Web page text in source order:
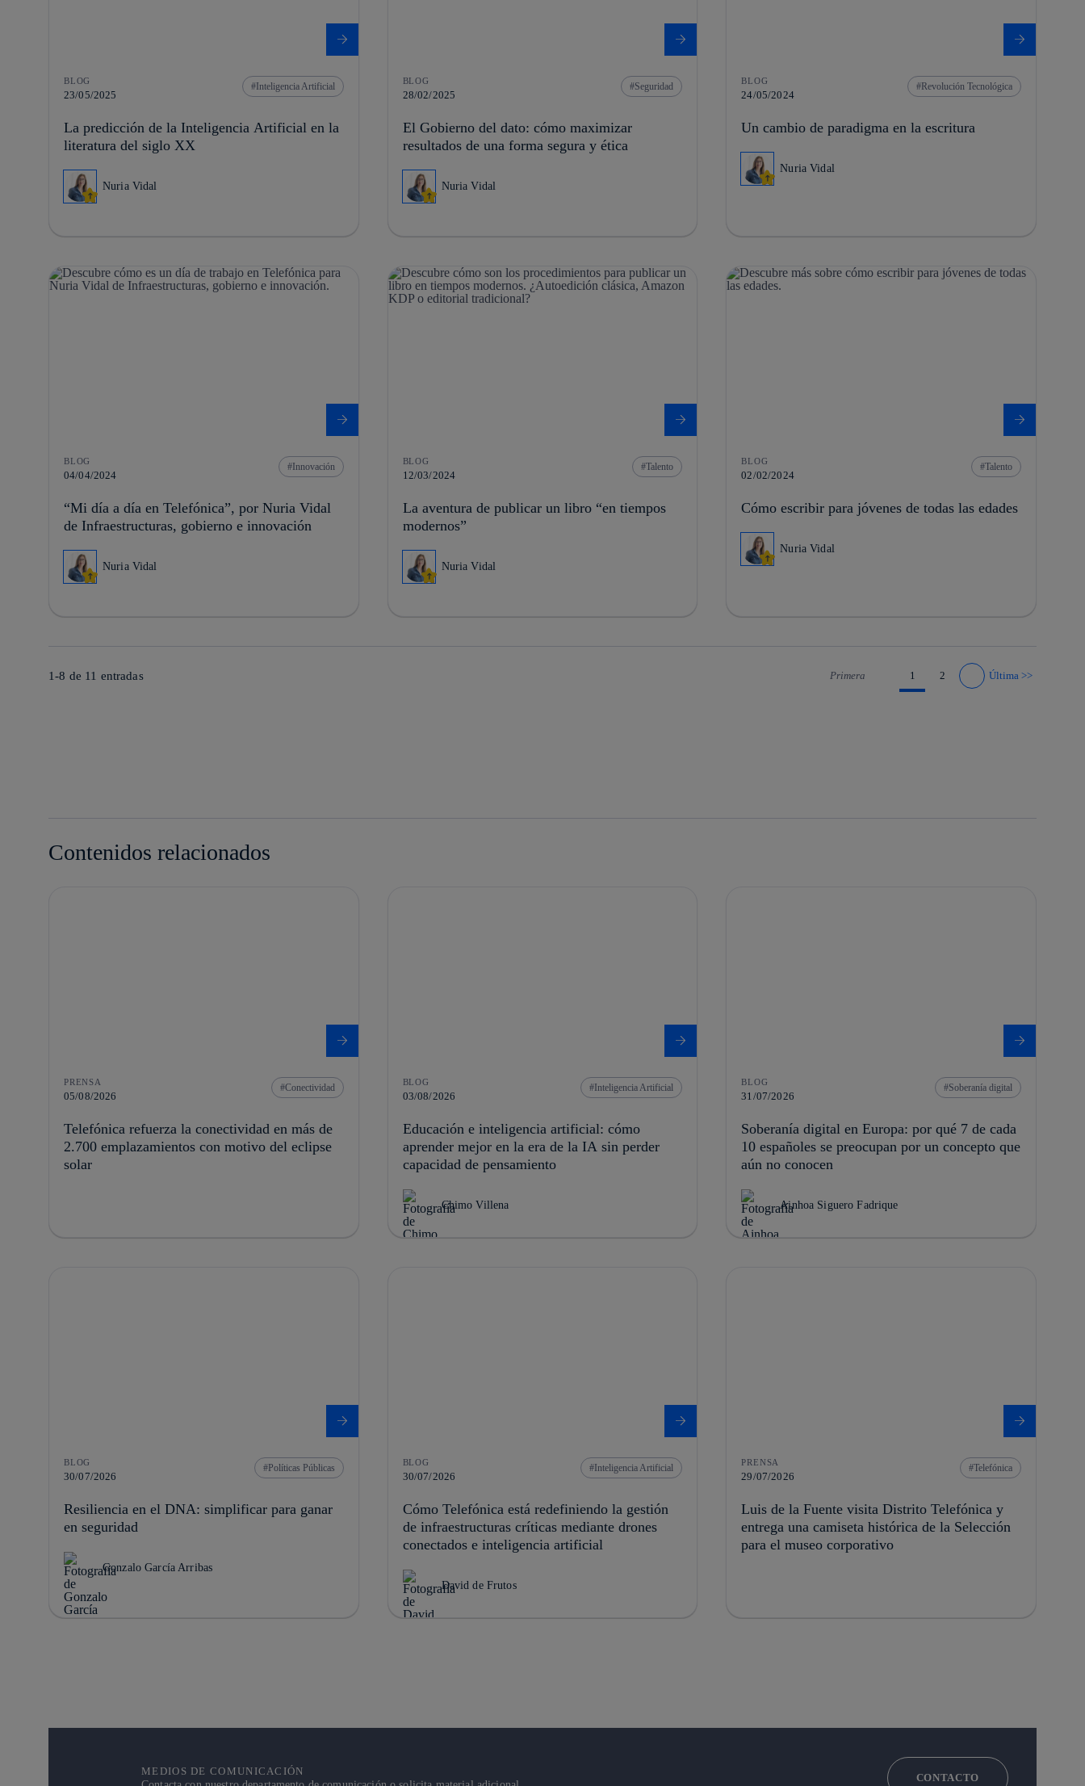
BLOG
23/05/2025
Inteligencia Artificial
La predicción de la Inteligencia Artificial en la
literatura del siglo XX
Nuria Vidal
BLOG
28/02/2025
Seguridad
El Gobierno del dato: cómo maximizar
resultados de una forma segura y ética
Nuria Vidal
BLOG
24/05/2024
Revolución Tecnológica
Un cambio de paradigma en la escritura
Nuria Vidal
BLOG
04/04/2024
Innovación
“Mi día a día en Telefónica”, por Nuria Vidal
de Infraestructuras, gobierno e innovación
Nuria Vidal
BLOG
12/03/2024
Talento
La aventura de publicar un libro “en tiempos
modernos”
Nuria Vidal
BLOG
02/02/2024
Talento
Cómo escribir para jóvenes de todas las edades
Nuria Vidal
1-8 de 11 entradas Primera
Ir a página anterior
1 2
Ir a página siguiente
Última >>
Contenidos relacionados
PRENSA
05/08/2026
Conectividad
Telefónica refuerza la conectividad en más de
2.700 emplazamientos con motivo del eclipse
solar
BLOG
03/08/2026
Inteligencia Artificial
Educación e inteligencia artificial: cómo
aprender mejor en la era de la IA sin perder
capacidad de pensamiento
Chimo Villena
BLOG
31/07/2026
Soberanía digital
Soberanía digital en Europa: por qué 7 de cada
10 españoles se preocupan por un concepto que
aún no conocen
Ainhoa Siguero Fadrique
BLOG
30/07/2026
Políticas Públicas
Resiliencia en el DNA: simplificar para ganar
en seguridad
Gonzalo García Arribas
BLOG
30/07/2026
Inteligencia Artificial
Cómo Telefónica está redefiniendo la gestión
de infraestructuras críticas mediante drones
conectados e inteligencia artificial
David de Frutos
PRENSA
29/07/2026
Telefónica
Luis de la Fuente visita Distrito Telefónica y
entrega una camiseta histórica de la Selección
para el museo corporativo
MEDIOS DE COMUNICACIÓN
CONTACTO